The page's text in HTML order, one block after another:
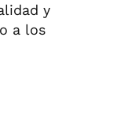
y
a los